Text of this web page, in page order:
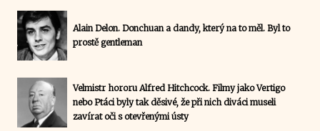
Alain Delon. Donchuan a dandy, který na to měl. Byl to
prostě gentleman
Velmistr hororu Alfred Hitchcock. Filmy jako Vertigo
nebo Ptáci byly tak děsivé, že při nich diváci museli
zavírat oči s otevřenými ústy